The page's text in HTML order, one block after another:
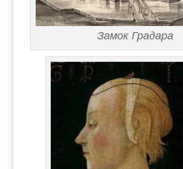
Замок Градара